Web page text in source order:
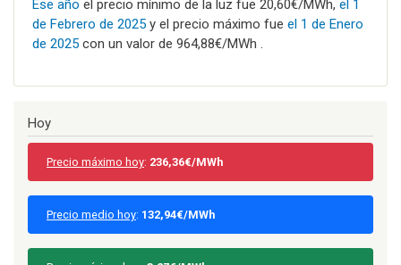
Ese año el precio mínimo de la luz fue 20,60€/MWh, el 1
de Febrero de 2025 y el precio máximo fue el 1 de Enero
de 2025 con un valor de 964,88€/MWh .
Hoy
Precio máximo hoy: 236,36€/MWh
Precio medio hoy: 132,94€/MWh